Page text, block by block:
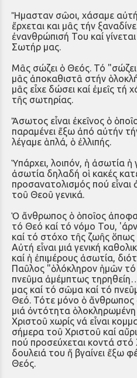
Ἤμασταν σῶοι, χάσαμε
ἔρχεται και μᾶς τήν
ἐνανθρώπισή Του καί
Σωτήρ μας.
Μᾶς σώζει ὁ Θεός. Τό
μᾶς ἀποκαθιστᾶ στήν
μᾶς εἶχε δώσει καί ἐμεῖς τή
τῆς σωτηρίας.
Ἄσωτος εἶναι ἐκεῖνος ὁ
παραμένει ἔξω ἀπό αὐτήν
λέγαμε ἁπλά, ὁ ἐλλιπής.
Ὑπάρχει, λοιπόν, ἡ ἀσωτία ἡ
ἀσωτία δηλαδή οἱ κακές
προσανατολισμός πού
τοῦ Θεοῦ γενικά.
Ὁ ἄνθρωπος ὁ ὁποῖος
τό Θεό καί τό νόμο Του,
καί τό στόχο τῆς ζωῆς ὅπως
Αὐτή εἶναι μιά γενική
καί ἡ ἐπιμέρους ἀσωτία,
Παῦλος "ὁλόκληρον ἡμῶν
πνεῦμα ἀμέμπτως
μας καί τό σῶμα καί τό
Θεό. Τότε μόνο ὁ ἄνθρωπος
μιά ὀντότητα
Χριστοῦ χωρίς νά εἶναι
σήμερα τοῦ Χριστοῦ καί
πού προσεύχεται κοντά στό
δουλειά του ἤ βγαίνει ἔξω
Θεός.